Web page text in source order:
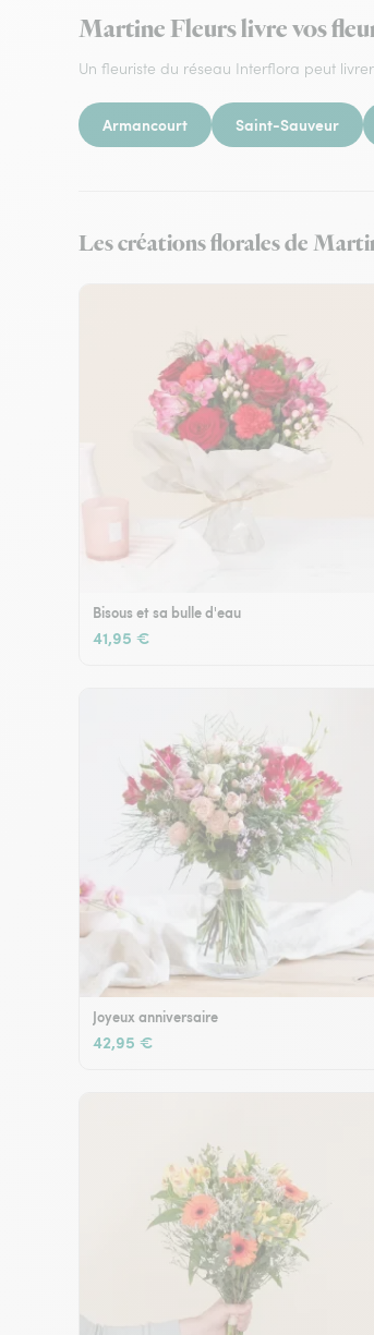
Martine Fleurs livre vos
Un fleuriste du réseau Interflora peut
Armancourt Saint-Sauveur
Les créations florales de
Bisous et sa bulle d'eau
41,95 €
Joyeux anniversaire
42,95 €